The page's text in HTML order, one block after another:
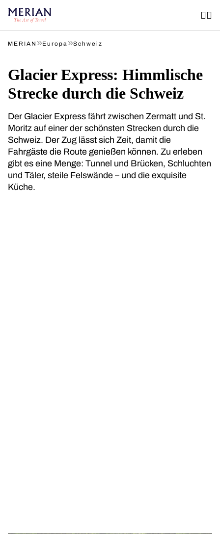
MERIAN »Europa »Schweiz
Glacier Express: Himmlische
Strecke durch die Schweiz
Der Glacier Express fährt zwischen Zermatt und St.
Moritz auf einer der schönsten Strecken durch die
Schweiz. Der Zug lässt sich Zeit, damit die
Fahrgäste die Route genießen können. Zu erleben
gibt es eine Menge: Tunnel und Brücken, Schluchten
und Täler, steile Felswände – und die exquisite
Küche.